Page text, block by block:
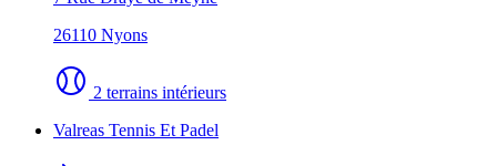
26110 Nyons
2 terrains intérieurs
Valreas Tennis Et Padel